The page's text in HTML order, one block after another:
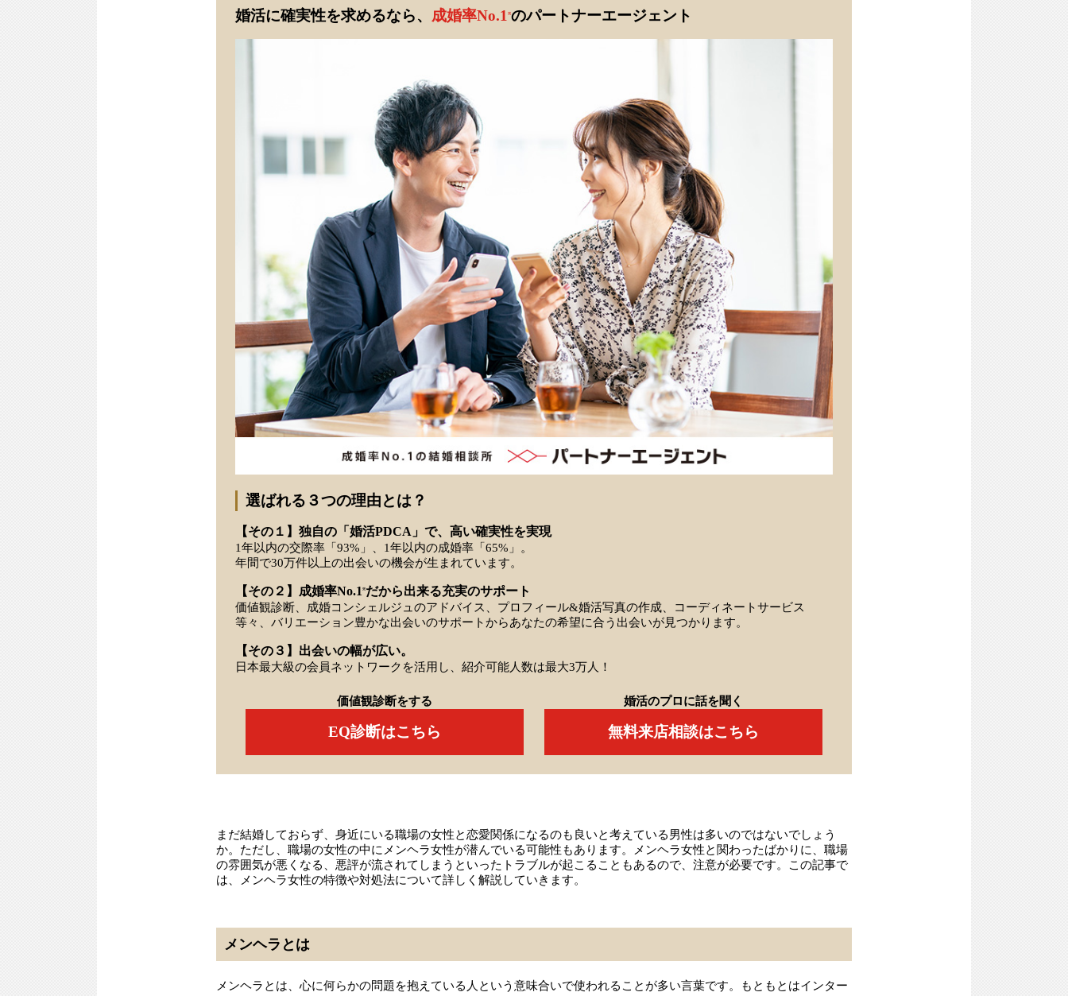
婚活に確実性を求めるなら、 成婚率No.1 ※のパートナーエージェント
選ばれる３つの理由とは？
【その１】独自の「婚活PDCA」で、高い確実性を実現
1年以内の交際率「93%」、1年以内の成婚率「65%」。
年間で30万件以上の出会いの機会が生まれています。
【その２】成婚率No.1 ※ だから出来る充実のサポート
価値観診断、成婚コンシェルジュのアドバイス、プロフィール&婚活写真の作成、コーディネートサービス
等々、バリエーション豊かな出会いのサポートからあなたの希望に合う出会いが見つかります。
【その３】出会いの幅が広い。
日本最大級の会員ネットワークを活用し、紹介可能人数は最大3万人！
価値観診断をする
EQ診断はこちら
婚活のプロに話を聞く
無料来店相談はこちら
まだ結婚しておらず、身近にいる職場の女性と恋愛関係になるのも良いと考えている男性は多いのではないでしょう
か。ただし、職場の女性の中にメンヘラ女性が潜んでいる可能性もあります。メンヘラ女性と関わったばかりに、職場
の雰囲気が悪くなる、悪評が流されてしまうといったトラブルが起こることもあるので、注意が必要です。この記事で
は、メンヘラ女性の特徴や対処法について詳しく解説していきます。
メンヘラとは
メンヘラとは、心に何らかの問題を抱えている人という意味合いで使われることが多い言葉です。もともとはインター